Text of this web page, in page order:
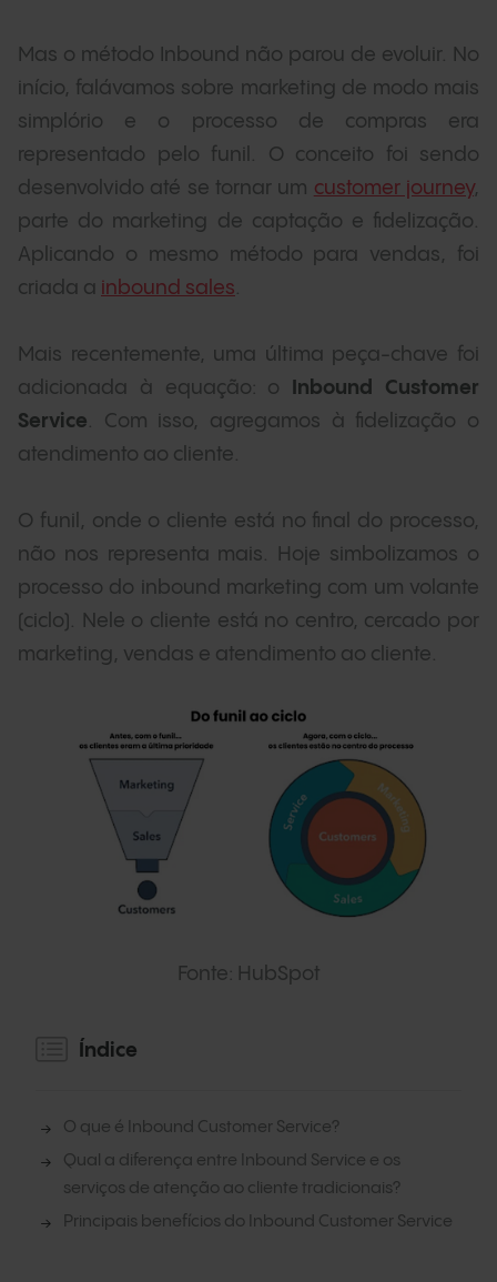
Mas o método Inbound não parou de evoluir. No
início, falávamos sobre marketing de modo mais
simplório e o processo de compras era
representado pelo funil. O conceito foi sendo
desenvolvido até se tornar um customer journey,
parte do marketing de captação e fidelização.
Aplicando o mesmo método para vendas, foi
criada a inbound sales.
Mais recentemente, uma última peça-chave foi
adicionada à equação: o
Inbound Customer
Service. Com isso, agregamos à fidelização o
atendimento ao cliente.
O funil, onde o cliente está no final do processo,
não nos representa mais. Hoje simbolizamos o
processo do inbound marketing com um volante
(ciclo). Nele o cliente está no centro, cercado por
marketing, vendas e atendimento ao cliente.
Fonte: HubSpot
Índice
O que é Inbound Customer Service?
Qual a diferença entre Inbound Service e os
serviços de atenção ao cliente tradicionais?
Principais benefícios do Inbound Customer Service